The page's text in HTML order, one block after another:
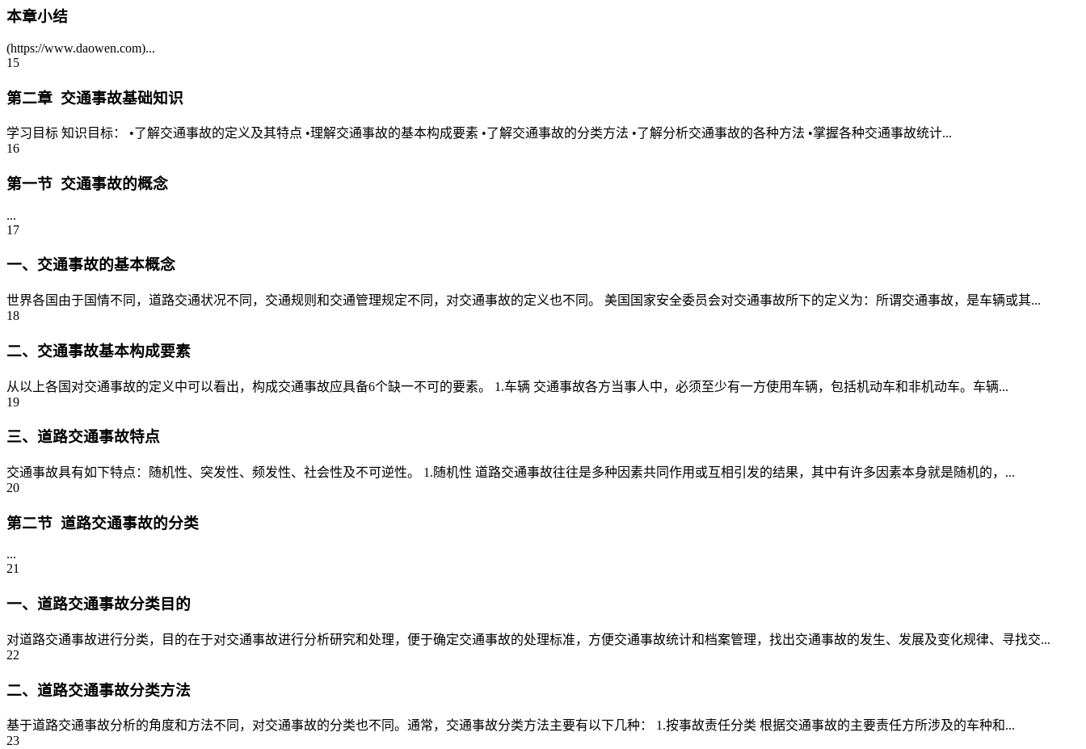
本章小结
(https://www.daowen.com)...
15
第二章 交通事故基础知识
学习目标 知识目标： •了解交通事故的定义及其特点 •理解交通事故的基本构成要素 •了解交通事故的分类方法 •了解分析交通事故的各种方法 •掌握各种交通事故统计...
16
第一节 交通事故的概念
...
17
一、交通事故的基本概念
世界各国由于国情不同，道路交通状况不同，交通规则和交通管理规定不同，对交通事故的定义也不同。 美国国家安全委员会对交通事故所下的定义为：所谓交通事故，是车辆或其...
18
二、交通事故基本构成要素
从以上各国对交通事故的定义中可以看出，构成交通事故应具备6个缺一不可的要素。 1.车辆 交通事故各方当事人中，必须至少有一方使用车辆，包括机动车和非机动车。车辆...
19
三、道路交通事故特点
交通事故具有如下特点：随机性、突发性、频发性、社会性及不可逆性。 1.随机性 道路交通事故往往是多种因素共同作用或互相引发的结果，其中有许多因素本身就是随机的，...
20
第二节 道路交通事故的分类
...
21
一、道路交通事故分类目的
对道路交通事故进行分类，目的在于对交通事故进行分析研究和处理，便于确定交通事故的处理标准，方便交通事故统计和档案管理，找出交通事故的发生、发展及变化规律、寻找交...
22
二、道路交通事故分类方法
基于道路交通事故分析的角度和方法不同，对交通事故的分类也不同。通常，交通事故分类方法主要有以下几种： 1.按事故责任分类 根据交通事故的主要责任方所涉及的车种和...
23